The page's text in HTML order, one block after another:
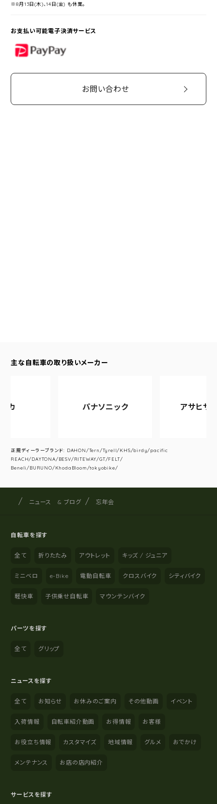
※8月13日(木)、14日(金) も休業。
お支払い可能電子決済サービス
PayPay
お問い合わせ
主な自転車の取り扱いメーカー
パナソニック アサヒサイクル
正規ディーラーブランド: DAHON/Tern/Tyrell/KHS/birdy/pacific
REACH/DAYTONA/BESV/RITEWAY/GT/FELT/
Beneli/BURUNO/KhodaBloom/tokyobike/
サイト内の現在地
サイクルショップナカゴヤ
ニュース & ブログ 忘年会
自転車を探す
全て 折りたたみ アウトレット キッズ / ジュニア
ミニベロ e-Bike 電動自転車 クロスバイク シティバイク
軽快車 子供乗せ自転車 マウンテンバイク
パーツを探す
全て グリップ
ニュースを探す
全て お知らせ お休みのご案内 その他動画 イベント
入荷情報 自転車紹介動画 お得情報 お客様
お役立ち情報 カスタマイズ 地域情報 グルメ おでかけ
メンテナンス お店の店内紹介
サービスを探す